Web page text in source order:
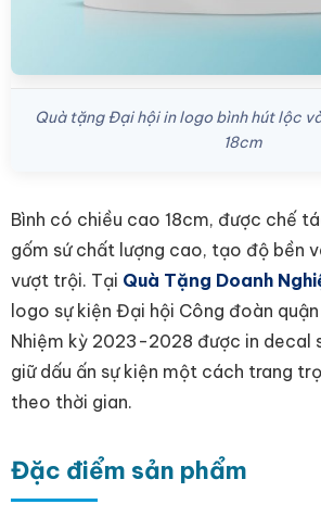
Quà tặng Đại hội in logo bình hút lộc
18cm
Bình có chiều cao 18cm, được chế
gốm sứ chất lượng cao, tạo độ bền
vượt trội. Tại Quà Tặng Doanh
logo sự kiện Đại hội Công đoàn quận
Nhiệm kỳ 2023-2028 được in decal
giữ dấu ấn sự kiện một cách trang
theo thời gian.
Đặc điểm sản phẩm